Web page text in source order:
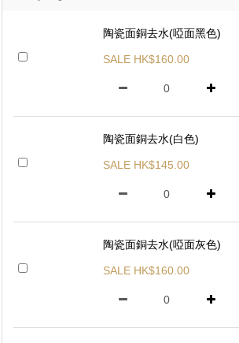
陶瓷面銅去水(啞面黑色)
SALE HK$160.00
陶瓷面銅去水(白色)
SALE HK$145.00
陶瓷面銅去水(啞面灰色)
SALE HK$160.00